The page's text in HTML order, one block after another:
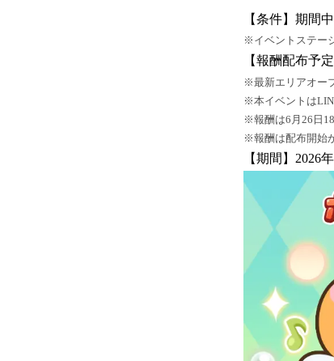
【条件】期間
※イベントステー
【報酬配布予
※最新エリアオー
※本イベントは
※報酬は6月26日
※報酬は配布開始
【期間】2026